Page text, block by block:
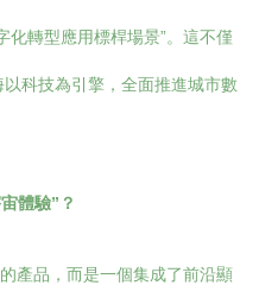
化轉型應用標桿場景”。這不僅
科技為引擎，全面推進城市數
體驗”？
產品，而是一個集成了前沿顯